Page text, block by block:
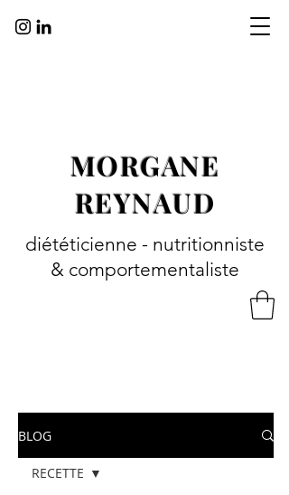
MORGANE
REYNAUD
diététicienne - nutritionniste
& comportementaliste
BLOG
RECETTE